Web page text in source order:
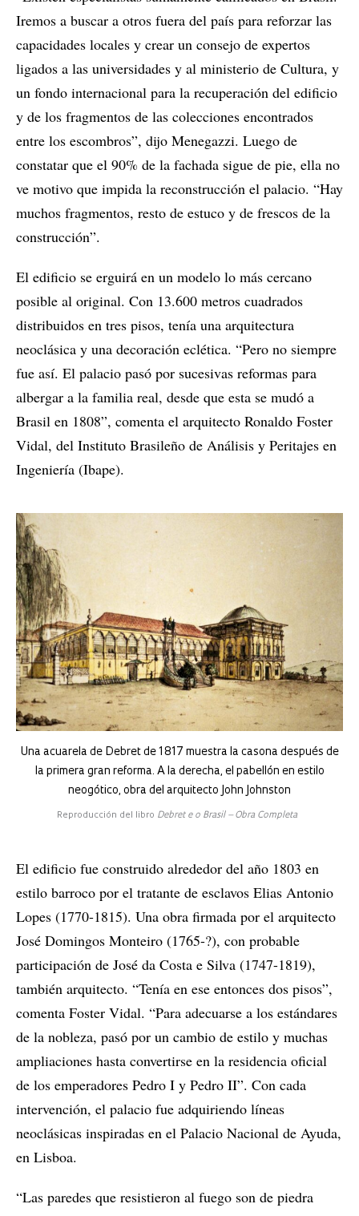
Iremos a buscar a otros fuera del país para reforzar las
capacidades locales y crear un consejo de expertos
ligados a las universidades y al ministerio de Cultura, y
un fondo internacional para la recuperación del edificio
y de los fragmentos de las colecciones encontrados
entre los escombros”, dijo Menegazzi. Luego de
constatar que el 90% de la fachada sigue de pie, ella no
ve motivo que impida la reconstrucción el palacio. “Hay
muchos fragmentos, resto de estuco y de frescos de la
construcción”.
El edificio se erguirá en un modelo lo más cercano
posible al original. Con 13.600 metros cuadrados
distribuidos en tres pisos, tenía una arquitectura
neoclásica y una decoración eclética. “Pero no siempre
fue así. El palacio pasó por sucesivas reformas para
albergar a la familia real, desde que esta se mudó a
Brasil en 1808”, comenta el arquitecto Ronaldo Foster
Vidal, del Instituto Brasileño de Análisis y Peritajes en
Ingeniería (Ibape).
Una acuarela de Debret de 1817 muestra la casona después de
la primera gran reforma. A la derecha, el pabellón en estilo
neogótico, obra del arquitecto John Johnston
Reproducción del libro Debret e o Brasil – Obra Completa
El edificio fue construido alrededor del año 1803 en
estilo barroco por el tratante de esclavos Elias Antonio
Lopes (1770-1815). Una obra firmada por el arquitecto
José Domingos Monteiro (1765-?), con probable
participación de José da Costa e Silva (1747-1819),
también arquitecto. “Tenía en ese entonces dos pisos”,
comenta Foster Vidal. “Para adecuarse a los estándares
de la nobleza, pasó por un cambio de estilo y muchas
ampliaciones hasta convertirse en la residencia oficial
de los emperadores Pedro I y Pedro II”. Con cada
intervención, el palacio fue adquiriendo líneas
neoclásicas inspiradas en el Palacio Nacional de Ayuda,
en Lisboa.
“Las paredes que resistieron al fuego son de piedra